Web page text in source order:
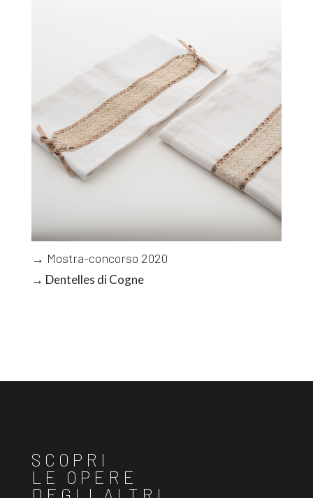
→ Mostra-concorso 2020
→ Dentelles di Cogne
SCOPRI
LE OPERE